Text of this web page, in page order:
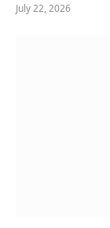
July 22, 2026